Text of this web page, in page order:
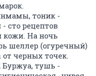
тоник -
сто рецептов
кожи. На ночь
шеллер (огуречный)
черных точек.
Буржуа, тушь -